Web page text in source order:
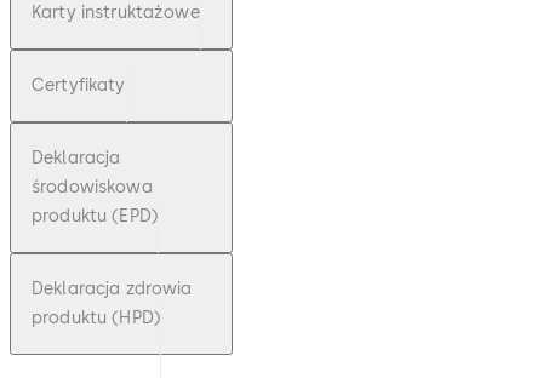
Karty instruktażowe
Certyfikaty
Deklaracja
środowiskowa
produktu (EPD)
Deklaracja zdrowia
produktu (HPD)